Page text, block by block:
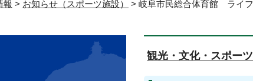
報 > お知らせ（スポーツ施設）
> 岐阜市民総合体育館 ライフ
観光・文化・スポーツ